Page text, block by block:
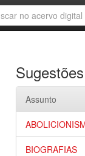
Assunto
BIOGRAFIAS